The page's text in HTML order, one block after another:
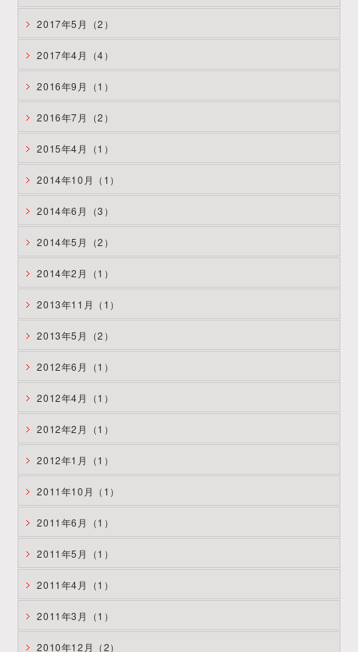
2017年5月（2）
2017年4月（4）
2016年9月（1）
2016年7月（2）
2015年4月（1）
2014年10月（1）
2014年6月（3）
2014年5月（2）
2014年2月（1）
2013年11月（1）
2013年5月（2）
2012年6月（1）
2012年4月（1）
2012年2月（1）
2012年1月（1）
2011年10月（1）
2011年6月（1）
2011年5月（1）
2011年4月（1）
2011年3月（1）
2010年12月（2）